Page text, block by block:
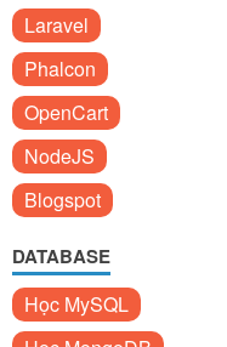
Laravel
Phalcon
OpenCart
NodeJS
Blogspot
DATABASE
Học MySQL